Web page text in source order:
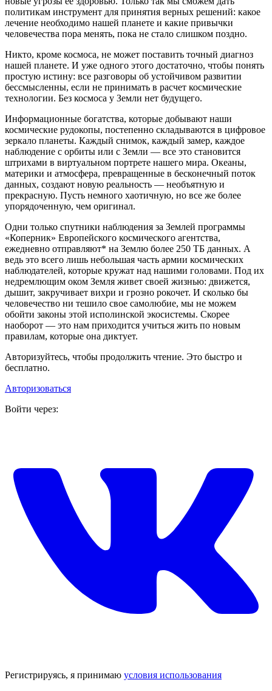
политикам инструмент для принятия верных решений: какое
лечение необходимо нашей планете и какие привычки
человечества пора менять, пока не стало слишком поздно.
Никто, кроме космоса, не может поставить точный диагноз
нашей планете. И уже одного этого достаточно, чтобы понять
простую истину: все разговоры об устойчивом развитии
бессмысленны, если не принимать в расчет космические
технологии. Без космоса у Земли нет будущего.
Информационные богатства, которые добывают наши
космические рудокопы, постепенно складываются в цифровое
зеркало планеты. Каждый снимок, каждый замер, каждое
наблюдение с орбиты или с Земли — все это становится
штрихами в виртуальном портрете нашего мира. Океаны,
материки и атмосфера, превращенные в бесконечный поток
данных, создают новую реальность — необъятную и
прекрасную. Пусть немного хаотичную, но все же более
упорядоченную, чем оригинал.
Одни только спутники наблюдения за Землей программы
«Коперник» Европейского космического агентства,
ежедневно отправляют* на Землю более 250 ТБ данных. А
ведь это всего лишь небольшая часть армии космических
наблюдателей, которые кружат над нашими головами. Под их
недремлющим оком Земля живет своей жизнью: движется,
дышит, закручивает вихри и грозно рокочет. И сколько бы
человечество ни тешило свое самолюбие, мы не можем
обойти законы этой исполинской экосистемы. Скорее
наоборот — это нам приходится учиться жить по новым
правилам, которые она диктует.
Авторизуйтесь, чтобы продолжить чтение. Это быстро и
бесплатно.
Авторизоваться
Войти через:
Регистрируясь, я принимаю условия использования